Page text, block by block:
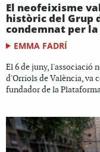
El neofeixisme
històric del Grup
condemnat per
EMMA FADRÍ
El 6 de juny, l'associació
d'Orriols de València, va
fundador de la